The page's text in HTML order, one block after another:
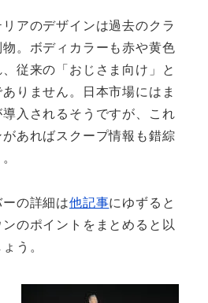
アのデザインは過去のクラ
。ボディカラーも赤や黄色
従来の「おじさま向け」と
りません。日本市場にはま
入されるそうですが、これ
あればスクープ情報も錯綜
の詳細は他記事にゆずると
のポイントをまとめると以
う。